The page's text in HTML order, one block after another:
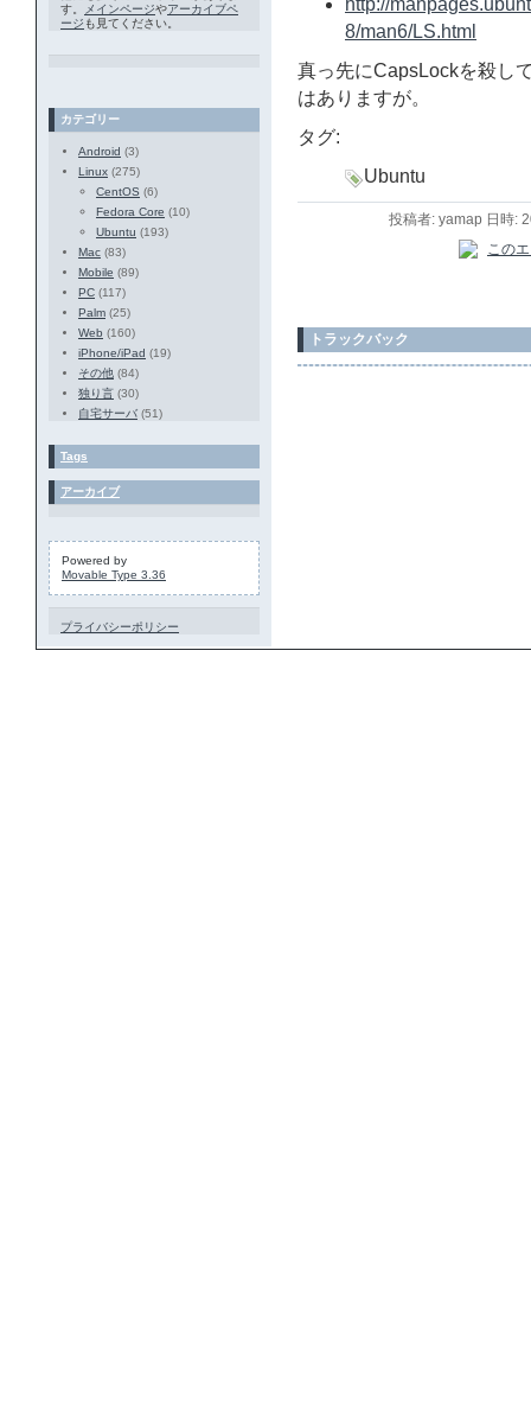
http://
8/man6/LS.html
真っ先にCapsLockを殺し
はありますが。
タグ:
Ubuntu
投稿者: yamap 日時:
トラックバック
す。
メインページやアーカイブペ
ージ も見てください。
カテゴリー
Android (3)
Linux (275)
CentOS (6)
Fedora Core (10)
Ubuntu (193)
Mac (83)
Mobile (89)
PC (117)
Palm (25)
Web (160)
iPhone/iPad (19)
その他 (84)
独り言 (30)
自宅サーバ (51)
Tags
アーカイブ
Powered by
Movable Type 3.36
プライバシーポリシー